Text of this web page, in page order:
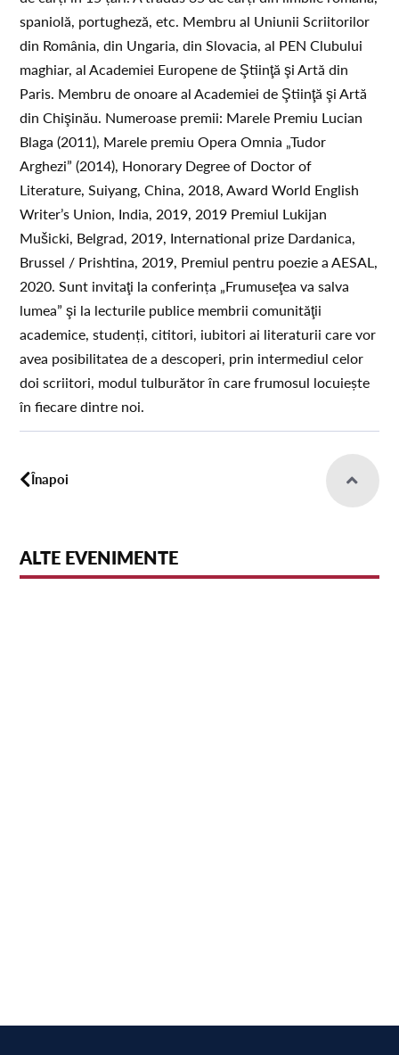
spaniolă, portugheză, etc. Membru al Uniunii Scriitorilor
din România, din Ungaria, din Slovacia, al PEN Clubului
maghiar, al Academiei Europene de Ştiinţă şi Artă din
Paris. Membru de onoare al Academiei de Ştiinţă şi Artă
din Chişinău. Numeroase premii: Marele Premiu Lucian
Blaga (2011), Marele premiu Opera Omnia „Tudor
Arghezi” (2014), Honorary Degree of Doctor of
Literature, Suiyang, China, 2018, Award World English
Writer’s Union, India, 2019, 2019 Premiul Lukijan
Mušicki, Belgrad, 2019, International prize Dardanica,
Brussel / Prishtina, 2019, Premiul pentru poezie a AESAL,
2020. Sunt invitaţi la conferința „Frumuseţea va salva
lumea” şi la lecturile publice membrii comunităţii
academice, studenți, cititori, iubitori ai literaturii care vor
avea posibilitatea de a descoperi, prin intermediul celor
doi scriitori, modul tulburător în care frumosul locuiește
în fiecare dintre noi.
Înapoi
ALTE EVENIMENTE